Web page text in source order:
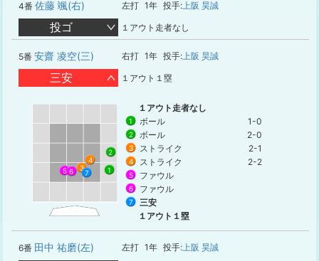
4番 佐藤 颯(右) 左打 1年 投手:上阪 昊誠
投ゴ １アウト走者なし
5番 安齋 凌空(三) 右打 1年 投手:上阪 昊誠
三安 １アウト１塁
1
2
3
4
5 6 7
１アウト走者なし
1 ボール 1-0
2 ボール 2-0
3 ストライク 2-1
4 ストライク 2-2
5 ファウル
6 ファウル
7
三安
１アウト１塁
6番 田中 祐磨(左) 左打 1年 投手:上阪 昊誠